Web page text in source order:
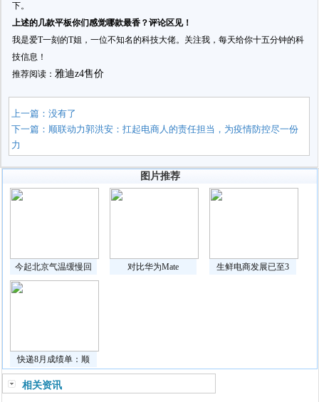
下。
上述的几款平板你们感觉哪款最香？评论区见！
我是爱T一刻的T姐，一位不知名的科技大佬。关注我，每天给你十五分钟的科
技信息！
推荐阅读： 雅迪z4售价
上一篇：没有了
下一篇： 顺联动力郭洪安：扛起电商人的责任担当，为疫情防控尽一份
力
图片推荐
今起北京气温缓慢回 对比华为Mate 生鲜电商发展已至3
快递8月成绩单：顺
相关资讯